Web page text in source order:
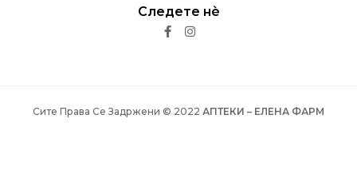
Следете нѐ
Сите Права Се Задржени © 2022 АПТЕКИ – ЕЛЕНА ФАРМ